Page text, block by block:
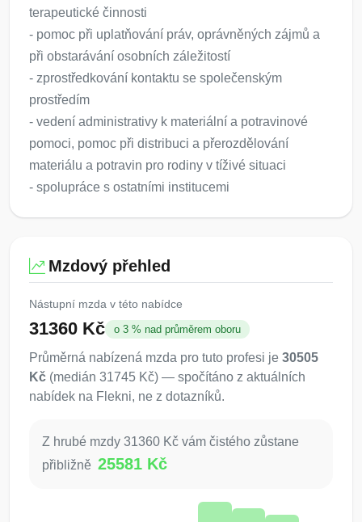
terapeutické činnosti
- pomoc při uplatňování práv, oprávněných zájmů a
při obstarávání osobních záležitostí
- zprostředkování kontaktu se společenským
prostředím
- vedení administrativy k materiální a potravinové
pomoci, pomoc při distribuci a přerozdělování
materiálu a potravin pro rodiny v tíživé situaci
- spolupráce s ostatními institucemi
Mzdový přehled
Nástupní mzda v této nabídce
31360 Kč o 3 % nad průměrem oboru
Průměrná nabízená mzda pro tuto profesi je 30505
Kč (medián 31745 Kč) — spočítáno z aktuálních
nabídek na Flekni, ne z dotazníků.
Z hrubé mzdy 31360 Kč vám čistého zůstane
přibližně 25581 Kč